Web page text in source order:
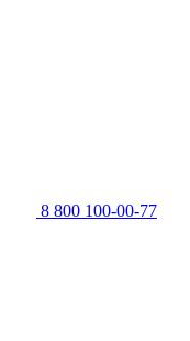
8 800 100-00-77